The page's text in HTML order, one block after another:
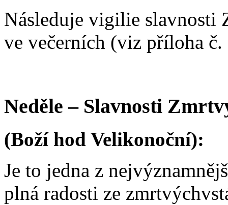
Následuje vigilie slavnosti
ve večerních (viz příloha č.
Neděle – Slavnosti
(Boží hod Velikonoční):
Je to jedna z
plná radosti ze